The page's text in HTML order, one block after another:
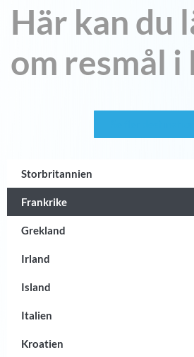
Här kan du
om resmål i
Storbritannien
Frankrike
Grekland
Irland
Island
Italien
Kroatien